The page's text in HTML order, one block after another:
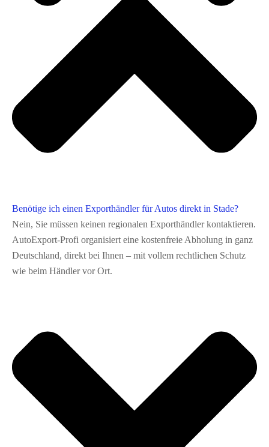
Benötige ich einen Exporthändler für Autos direkt in Stade?
Nein, Sie müssen keinen regionalen Exporthändler kontaktieren.
AutoExport‑Profi organisiert eine kostenfreie Abholung in ganz
Deutschland, direkt bei Ihnen – mit vollem rechtlichen Schutz
wie beim Händler vor Ort.